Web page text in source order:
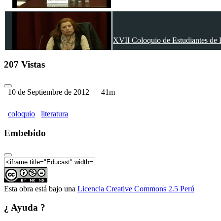
XVII Coloquio de Estudiantes de
207 Vistas
10 de Septiembre de 2012 41m
coloquio literatura
Embebido
Esta obra está bajo una Licencia Creative Commons 2.5 Perú
¿ Ayuda ?